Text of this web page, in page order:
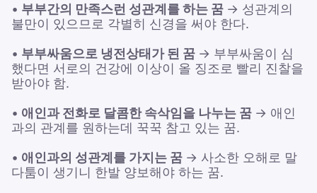
• 부부간의 만족스런 성관계를 하는 꿈 → 성관계의
불만이 있으므로 각별히 신경을 써야 한다.
• 부부싸움으로 냉전상태가 된 꿈 → 부부싸움이 심
했다면 서로의 건강에 이상이 올 징조로 빨리 진찰을
받아야 함.
• 애인과 전화로 달콤한 속삭임을 나누는 꿈 → 애인
과의 관계를 원하는데 꾹꾹 참고 있는 꿈.
• 애인과의 성관계를 가지는 꿈 → 사소한 오해로 말
다툼이 생기니 한발 양보해야 하는 꿈.